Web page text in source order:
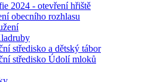
2024 - otevření hřiště
obecního rozhlasu
středisko a dětský tábor
středisko Údolí mloků